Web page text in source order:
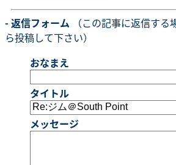
- 返信フォーム （この記事に返信す
ら投稿して下さい）
おなまえ
タイトル
メッセージ